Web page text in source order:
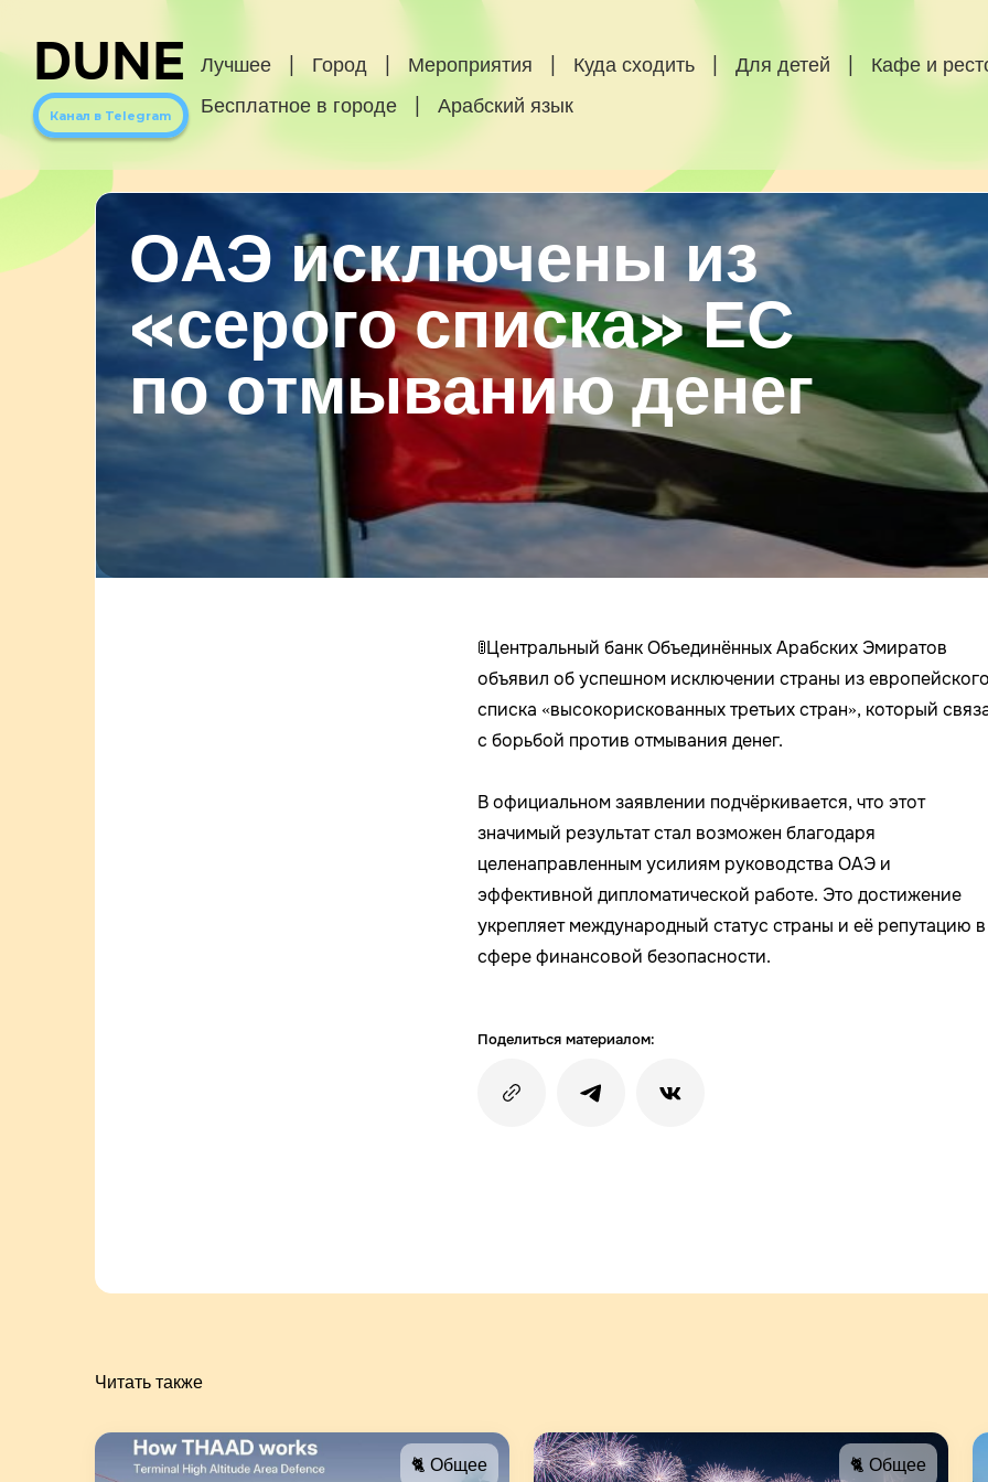
DUNE
Канал в Telegram
Лучшее Город Мероприятия Куда сходить Для детей
Кафе и
Бесплатное в городе
Арабский язык
ОАЭ исключены из
«серого списка» ЕС
по отмыванию денег
🚦Центральный банк Объединённых Арабских Эмиратов
объявил об успешном исключении страны из
списка «высокорискованных третьих стран», который
с борьбой против отмывания денег.
В официальном заявлении подчёркивается, что этот
значимый результат стал возможен благодаря
целенаправленным усилиям руководства ОАЭ и
эффективной дипломатической работе. Это достижение
укрепляет международный статус страны и её репутацию в
сфере финансовой безопасности.
Поделиться материалом:
Читать также
🐈 Общее 🐈 Общее